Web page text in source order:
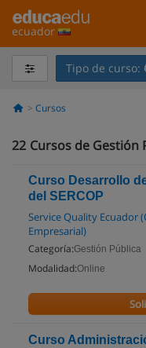
ecuador
Tipo de curso:
Cursos
22 Cursos de Gestión
Curso Desarrollo
del SERCOP
Service Quality Ecuador
Empresarial)
Categoría:Gestión Pública
Modalidad:Online
Curso